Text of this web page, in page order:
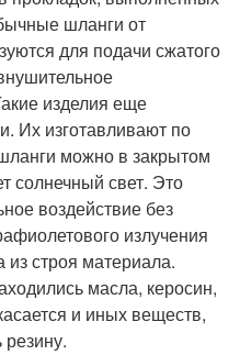
шланги от
для подачи сжатого
изделия еще
Их изготавливают по
можно в закрытом
солнечный свет. Это
воздействие без
излучения
строя материала.
масла, керосин,
и иных веществ,